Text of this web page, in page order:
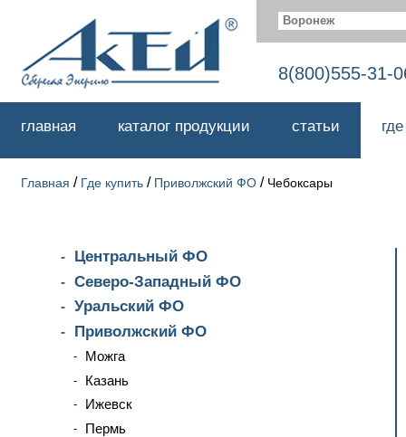
Воронеж
8(800)555-31-
главная каталог продукции статьи
Главная / Где купить / Приволжский ФО / Чебоксары
Центральный ФО
Северо-Западный ФО
Уральский ФО
Приволжский ФО
Можга
Казань
Ижевск
Пермь